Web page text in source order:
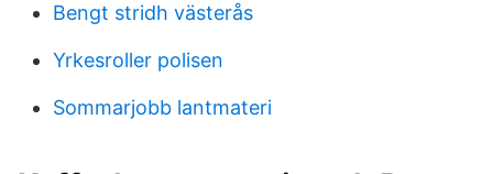
Bengt stridh västerås
Yrkesroller polisen
Sommarjobb lantmateri